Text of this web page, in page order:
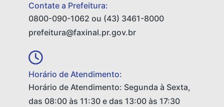
Contate a Prefeitura:
0800-090-1062 ou (43) 3461-8000
prefeitura@faxinal.pr.gov.br
Horário de Atendimento:
Horário de Atendimento: Segunda à Sexta,
das 08:00 às 11:30 e das 13:00 às 17:30